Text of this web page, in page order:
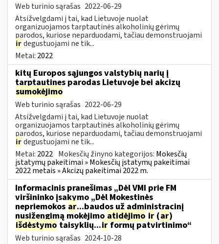
Web turinio sąrašas 2022-06-29
Atsižvelgdami į tai, kad Lietuvoje nuolat
organizuojamos tarptautinės alkoholinių gėrimų
parodos, kuriose neparduodami, tačiau demonstruojami
irdegustuojami ne tik...
Metai: 2022
kitų Europos sąjungos valstybių narių į
tarptautines parodas Lietuvoje bei akcizų
sumokėjimo
Web turinio sąrašas 2022-06-29
Atsižvelgdami į tai, kad Lietuvoje nuolat
organizuojamos tarptautinės alkoholinių gėrimų
parodos, kuriose neparduodami, tačiau demonstruojami
irdegustuojami ne tik...
Metai: 2022 Mokesčių žinyno kategorijos: Mokesčių
įstatymų pakeitimai » Mokesčių įstatymų pakeitimai
2022 metais » Akcizų pakeitimai 2022 m.
Informacinis pranešimas „Dėl VMI prie FM
viršininko įsakymo „Dėl Mokestinės
nepriemokos ar...baudos už administracinį
nusižengimą mokėjimo atidėjimo ir (ar)
išdėstymo taisyklių...irformų patvirtinimo“
Web turinio sąrašas 2024-10-28